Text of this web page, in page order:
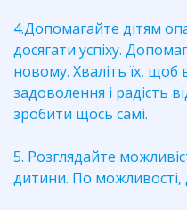
4.Допомагайте дітям
досягати успіху.
новому. Хваліть їх, щоб
задоволення і радість
зробити щось самі.
5. Розглядайте
дитини. По можливості,